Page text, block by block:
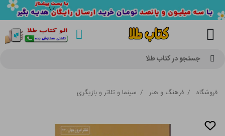
جستجو در کتاب طلا
فروشگاه / فرهنگ و هنر / سینما و تئاتر و بازیگری